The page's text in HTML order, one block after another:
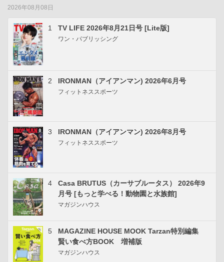
2026年08月08日
1 TV LIFE 2026年8月21日号 [Lite版]
ワン・パブリッシング
2 IRONMAN（アイアンマン) 2026年6月号
フィットネススポーツ
3 IRONMAN（アイアンマン) 2026年8月号
フィットネススポーツ
4
Casa BRUTUS（カーサブルータス） 2026年9
月号 [もっと学べる！動物園と水族館]
マガジンハウス
5
MAGAZINE HOUSE MOOK Tarzan特別編集
賢い食べ方BOOK 増補版
マガジンハウス